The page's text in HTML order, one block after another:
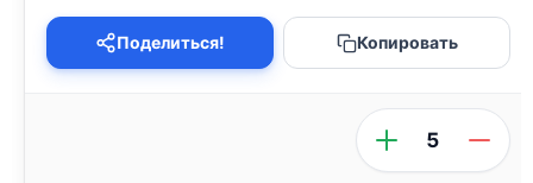
Поделиться! Копировать
5